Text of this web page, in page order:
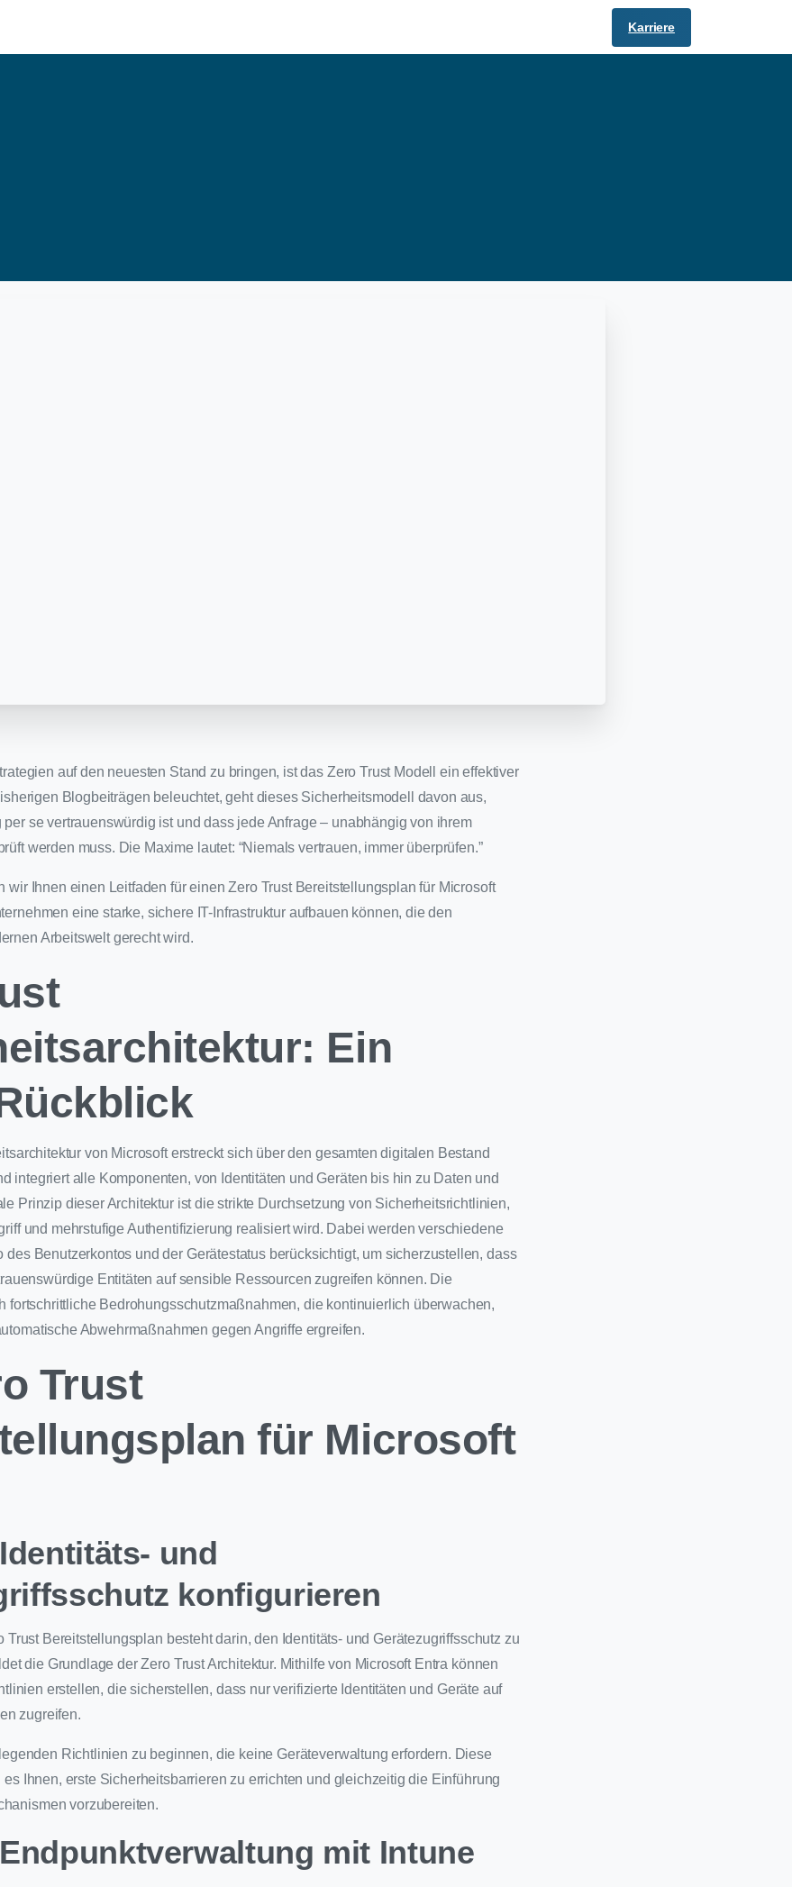
Karriere
auf den neuesten Stand zu bringen, ist das Zero Trust Modell ein effektiver
Blogbeiträgen beleuchtet, geht dieses Sicherheitsmodell davon aus,
se vertrauenswürdig ist und dass jede Anfrage – unabhängig von ihrem
werden muss. Die Maxime lautet: “Niemals vertrauen, immer überprüfen.”
wir Ihnen einen Leitfaden für einen Zero Trust Bereitstellungsplan für Microsoft
eine starke, sichere IT-Infrastruktur aufbauen können, die den
Arbeitswelt gerecht wird.
Ein
von Microsoft erstreckt sich über den gesamten digitalen Bestand
integriert alle Komponenten, von Identitäten und Geräten bis hin zu Daten und
Prinzip dieser Architektur ist die strikte Durchsetzung von Sicherheitsrichtlinien,
und mehrstufige Authentifizierung realisiert wird. Dabei werden verschiedene
des Benutzerkontos und der Gerätestatus berücksichtigt, um sicherzustellen, dass
Entitäten auf sensible Ressourcen zugreifen können. Die
fortschrittliche Bedrohungsschutzmaßnahmen, die kontinuierlich überwachen,
Abwehrmaßnahmen gegen Angriffe ergreifen.
Trust
für Microsoft
und
konfigurieren
Trust Bereitstellungsplan besteht darin, den Identitäts- und Gerätezugriffsschutz zu
die Grundlage der Zero Trust Architektur. Mithilfe von Microsoft Entra können
erstellen, die sicherstellen, dass nur verifizierte Identitäten und Geräte auf
zugreifen.
Richtlinien zu beginnen, die keine Geräteverwaltung erfordern. Diese
Ihnen, erste Sicherheitsbarrieren zu errichten und gleichzeitig die Einführung
vorzubereiten.
mit Intune